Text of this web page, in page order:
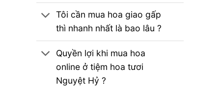
Tôi cần mua hoa giao gấp
thì nhanh nhất là bao lâu ?
Quyền lợi khi mua hoa
online ở tiệm hoa tươi
Nguyệt Hỷ ?